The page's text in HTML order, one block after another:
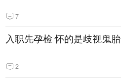
7
入职先孕检 怀的是歧视鬼胎
2